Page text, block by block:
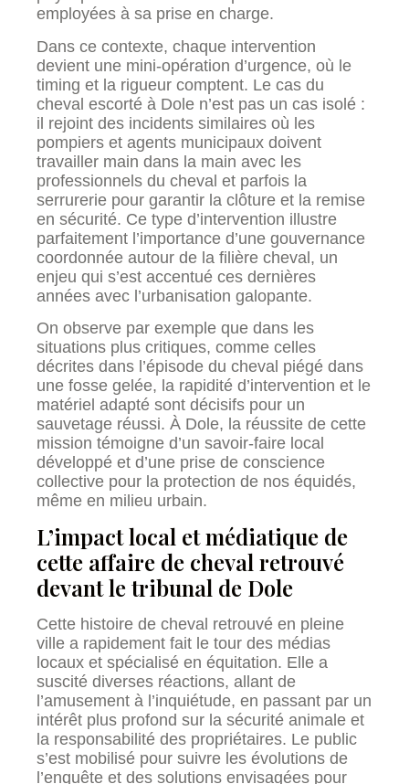
employées à sa prise en charge.
Dans ce contexte, chaque intervention
devient une mini-opération d’urgence, où le
timing et la rigueur comptent. Le cas du
cheval escorté à Dole n’est pas un cas isolé :
il rejoint des incidents similaires où les
pompiers et agents municipaux doivent
travailler main dans la main avec les
professionnels du cheval et parfois la
serrurerie pour garantir la clôture et la remise
en sécurité. Ce type d’intervention illustre
parfaitement l’importance d’une gouvernance
coordonnée autour de la filière cheval, un
enjeu qui s’est accentué ces dernières
années avec l’urbanisation galopante.
On observe par exemple que dans les
situations plus critiques, comme celles
décrites dans l’épisode du cheval piégé dans
une fosse gelée, la rapidité d’intervention et le
matériel adapté sont décisifs pour un
sauvetage réussi. À Dole, la réussite de cette
mission témoigne d’un savoir-faire local
développé et d’une prise de conscience
collective pour la protection de nos équidés,
même en milieu urbain.
L’impact local et médiatique de
cette affaire de cheval retrouvé
devant le tribunal de Dole
Cette histoire de cheval retrouvé en pleine
ville a rapidement fait le tour des médias
locaux et spécialisé en équitation. Elle a
suscité diverses réactions, allant de
l’amusement à l’inquiétude, en passant par un
intérêt plus profond sur la sécurité animale et
la responsabilité des propriétaires. Le public
s’est mobilisé pour suivre les évolutions de
l’enquête et des solutions envisagées pour